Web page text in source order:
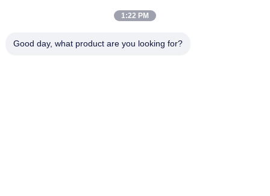
Ποιοτικός έλεγχος
Περιπτώσεις
1:22 PM
Good day, what product are you looking for?